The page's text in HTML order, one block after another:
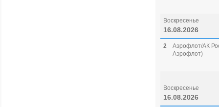
Воскресенье
16.08.2026
2
Аэрофлот/АК
Аэрофлот)
Воскресенье
16.08.2026